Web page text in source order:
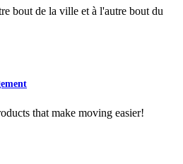
bout de la ville et à l'autre bout du
that make moving easier!